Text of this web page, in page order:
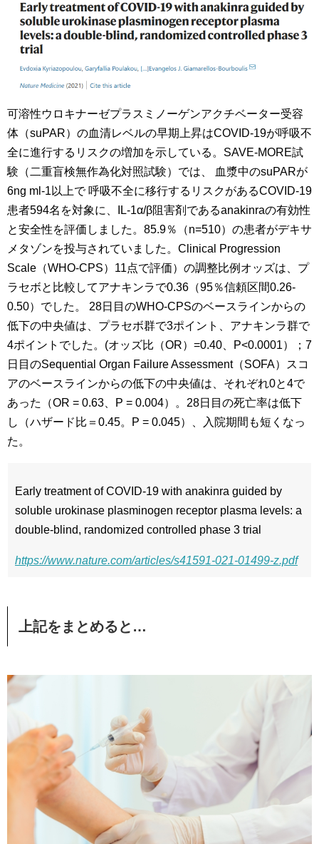
可溶性ウロキナーゼプラスミノーゲンアクチベーター受容
体（suPAR）の血清レベルの早期上昇はCOVID-19が呼吸不
全に進行するリスクの増加を示している。SAVE-MORE試
験（二重盲検無作為化対照試験）では、 血漿中のsuPARが
6ng ml-1以上で 呼吸不全に移行するリスクがあるCOVID-19
患者594名を対象に、IL-1α/β阻害剤であるanakinraの有効性
と安全性を評価しました。85.9％（n=510）の患者がデキサ
メタゾンを投与されていました。Clinical Progression
Scale（WHO-CPS）11点で評価）の調整比例オッズは、プ
ラセボと比較してアナキンラで0.36（95％信頼区間0.26-
0.50）でした。 28日目のWHO-CPSのベースラインからの
低下の中央値は、プラセボ群で3ポイント、アナキンラ群で
4ポイントでした。(オッズ比（OR）=0.40、P<0.0001）；7
日目のSequential Organ Failure Assessment（SOFA）スコ
アのベースラインからの低下の中央値は、それぞれ0と4で
あった（OR = 0.63、P = 0.004）。28日目の死亡率は低下
し（ハザード比＝0.45。P = 0.045）、入院期間も短くなっ
た。
Early treatment of COVID-19 with anakinra guided by
soluble urokinase plasminogen receptor plasma levels: a
double-blind, randomized controlled phase 3 trial
https://www.nature.com/articles/s41591-021-01499-z.pdf
上記をまとめると…